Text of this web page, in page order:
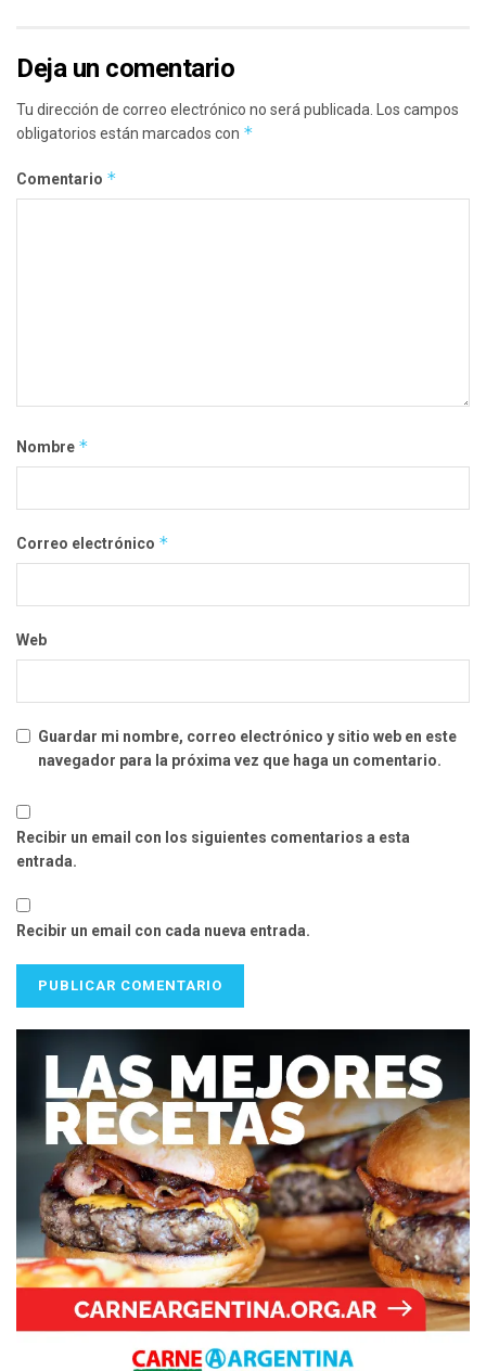
Deja un comentario
Tu dirección de correo electrónico no será publicada. Los campos
obligatorios están marcados con *
Comentario *
Nombre *
Correo electrónico *
Web
Guardar mi nombre, correo electrónico y sitio web en este
navegador para la próxima vez que haga un comentario.
Recibir un email con los siguientes comentarios a esta
entrada.
Recibir un email con cada nueva entrada.